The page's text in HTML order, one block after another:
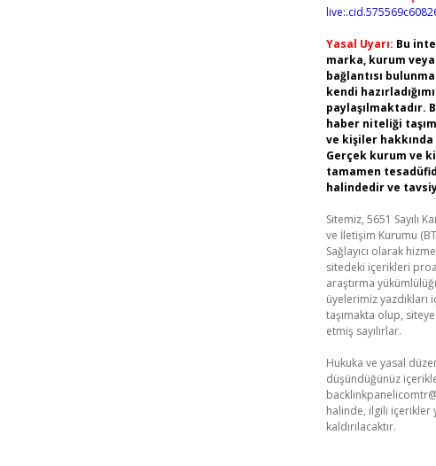
Yasal Uyarı: Bu
marka, kurum
bağlantısı
kendi
paylaşılmaktadır.
haber niteliği
ve kişiler hakkında
Gerçek kurum ve
tamamen
halindedir ve
Sitemiz, 5651 Sayılı
ve İletişim Kurumu
Sağlayıcı olarak
sitedeki içerikleri
araştırma
üyelerimiz
taşımakta olup,
etmiş sayılırlar.
Hukuka ve yasal
düşündüğünüz
halinde, ilgili içerikler
kaldırılacaktır.